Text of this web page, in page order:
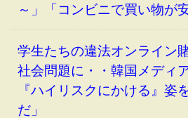
～」「コンビニで買い物が
学生たちの違法オンライン
社会問題に・・韓国メディ
『ハイリスクにかける』姿
だ」